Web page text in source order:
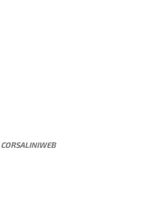
CORSALINIWEB